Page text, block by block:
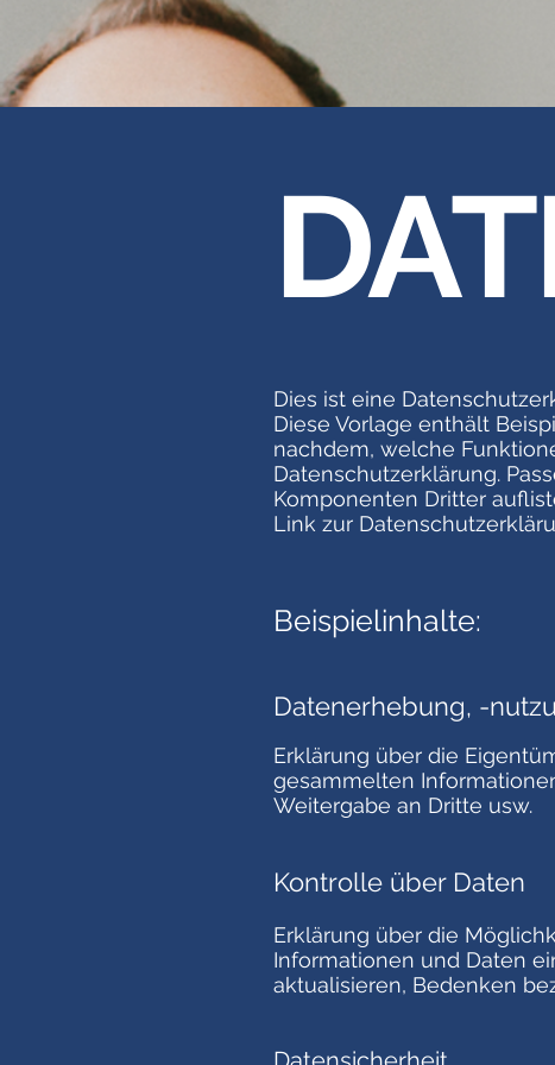
Dies ist eine
Diese Vorlage enthält
nachdem, welche
Datenschutzerklärung.
Komponenten Dritter
Link zur
Beispielinhalte:
Datenerhebung, -
Erklärung über die
gesammelten
Weitergabe an Dritte usw.
Kontrolle über Daten
Erklärung über die
Informationen und Daten
aktualisieren, Bedenken